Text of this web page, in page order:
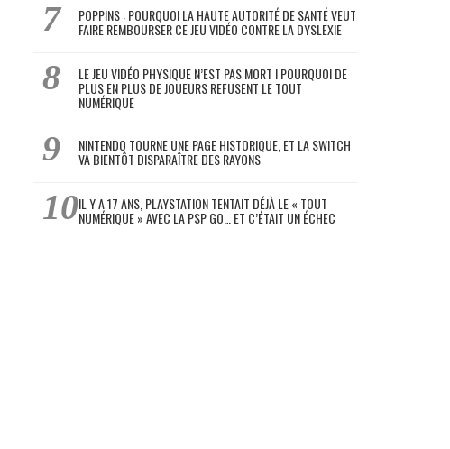
POPPINS : POURQUOI LA HAUTE AUTORITÉ DE SANTÉ VEUT
FAIRE REMBOURSER CE JEU VIDÉO CONTRE LA DYSLEXIE
LE JEU VIDÉO PHYSIQUE N’EST PAS MORT ! POURQUOI DE
PLUS EN PLUS DE JOUEURS REFUSENT LE TOUT
NUMÉRIQUE
NINTENDO TOURNE UNE PAGE HISTORIQUE, ET LA SWITCH
VA BIENTÔT DISPARAÎTRE DES RAYONS
IL Y A 17 ANS, PLAYSTATION TENTAIT DÉJÀ LE « TOUT
NUMÉRIQUE » AVEC LA PSP GO… ET C’ÉTAIT UN ÉCHEC